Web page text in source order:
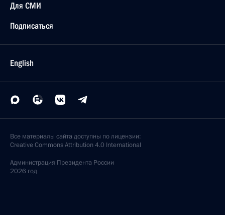
Для СМИ
Подписаться
English
Все материалы сайта доступны по лицензии:
Creative Commons Attribution 4.0 International
Администрация Президента России
2026 год